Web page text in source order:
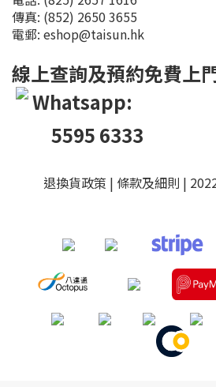
傳真: (852) 2650 3655
電郵: eshop@taisun.hk
線上查詢及預約免費上
Whatsapp:
5595 6333
退換貨政策 | 條款及細則 |